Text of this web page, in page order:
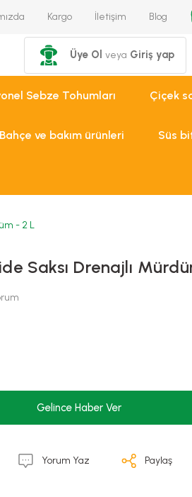
Kargo İletişim Blog
Üye Ol veya Giriş yap
Sebze Tohumları Çiçek
ve bakım ürünleri Süs
- 2 L
Saksı Drenajlı
Gelince Haber Ver
Yorum Yaz Paylaş